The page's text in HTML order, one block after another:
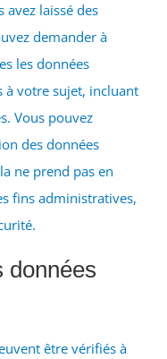
avez laissé des
demander à
les données
à votre sujet, incluant
Vous pouvez
des données
ne prend pas en
fins administratives,
données
être vérifiés à